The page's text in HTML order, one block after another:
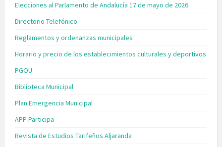
Elecciones al Parlamento de Andalucía 17 de mayo de 2026
Directorio Telefónico
Reglamentos y ordenanzas municipales
Horario y precio de los establecimientos culturales y deportivos
PGOU
Biblioteca Municipal
Plan Emergencia Municipal
APP Participa
Revista de Estudios Tarifeños Aljaranda